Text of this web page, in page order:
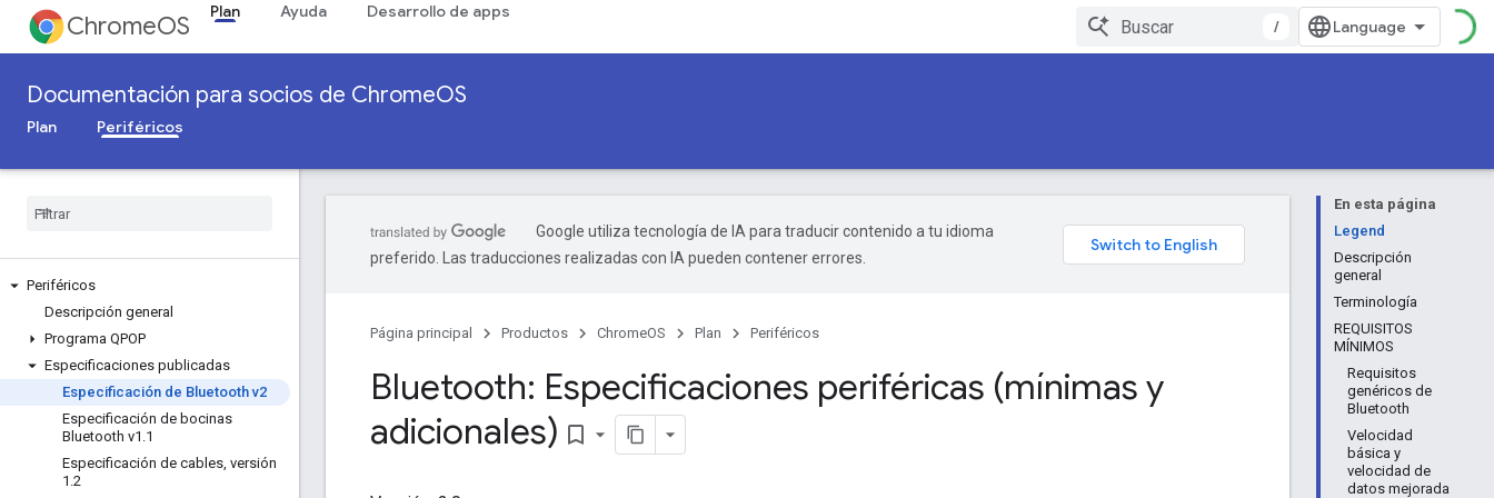
ChromeOS Plan Ayuda Desarrollo de apps
/
Documentación para socios de ChromeOS
Plan Periféricos
Periféricos
Descripción general
Programa QPOP
Especificaciones publicadas
Especificación de Bluetooth v2
Especificación de bocinas
Bluetooth v1 .1
Especificación de cables, versión
1 .2
En esta página
Legend
Descripción
general
Terminología
REQUISITOS
MÍNIMOS
Requisitos
genéricos de
Bluetooth
Velocidad
básica y
velocidad de
datos mejorada
Google utiliza tecnología de IA para traducir contenido a tu idioma
preferido. Las traducciones realizadas con IA pueden contener errores.
Página principal Productos ChromeOS Plan Periféricos
Bluetooth: Especificaciones periféricas (mínimas y
adicionales) bookmark_border